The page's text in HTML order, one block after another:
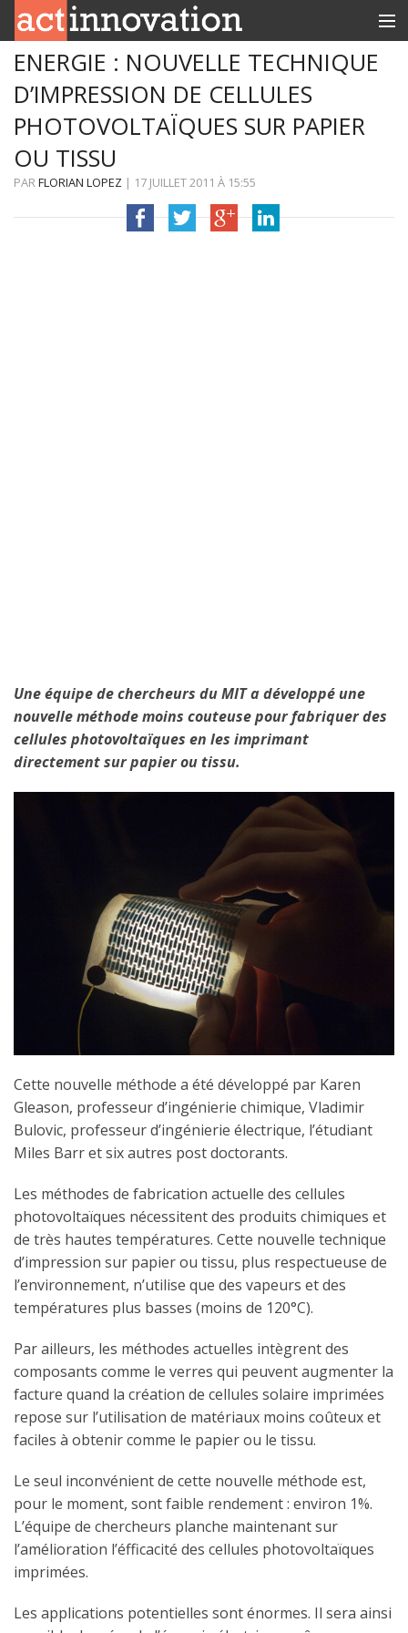
RUBRIQUES
INNOBOX
ENERGIE : NOUVELLE TECHNIQUE
D’IMPRESSION DE CELLULES
PHOTOVOLTAÏQUES SUR PAPIER
OU TISSU
PARFLORIAN LOPEZ | 17 JUILLET 2011 À 15:55
Une équipe de chercheurs du MIT a développé une
nouvelle méthode moins couteuse pour fabriquer des
cellules photovoltaïques en les imprimant
directement sur papier ou tissu.
Cette nouvelle méthode a été développé par Karen
Gleason, professeur d’ingénierie chimique, Vladimir
Bulovic, professeur d’ingénierie électrique, l’étudiant
Miles Barr et six autres post doctorants.
Les méthodes de fabrication actuelle des cellules
photovoltaïques nécessitent des produits chimiques et
de très hautes températures. Cette nouvelle technique
d’impression sur papier ou tissu, plus respectueuse de
l’environnement, n’utilise que des vapeurs et des
températures plus basses (moins de 120°C).
Par ailleurs, les méthodes actuelles intègrent des
composants comme le verres qui peuvent augmenter la
facture quand la création de cellules solaire imprimées
repose sur l’utilisation de matériaux moins coûteux et
faciles à obtenir comme le papier ou le tissu.
Le seul inconvénient de cette nouvelle méthode est,
pour le moment, sont faible rendement : environ 1%.
L’équipe de chercheurs planche maintenant sur
l’amélioration l’éfficacité des cellules photovoltaïques
imprimées.
Les applications potentielles sont énormes. Il sera ainsi